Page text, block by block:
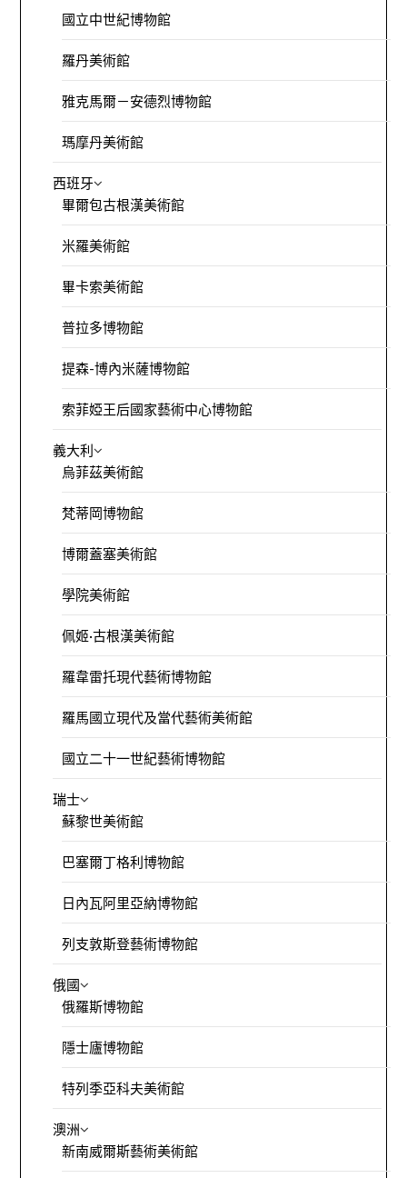
國立中世紀博物館
羅丹美術館
雅克馬爾－安德烈博物館
瑪摩丹美術館
西班牙
畢爾包古根漢美術館
米羅美術館
畢卡索美術館
普拉多博物館
提森-博內米薩博物館
索菲婭王后國家藝術中心博物館
義大利
烏菲茲美術館
梵蒂岡博物館
博爾蓋塞美術館
學院美術館
佩姬·古根漢美術館
羅韋雷托現代藝術博物館
羅馬國立現代及當代藝術美術館
國立二十一世紀藝術博物館
瑞士
蘇黎世美術館
巴塞爾丁格利博物館
日內瓦阿里亞納博物館
列支敦斯登藝術博物館
俄國
俄羅斯博物館
隱士廬博物館
特列季亞科夫美術館
澳洲
新南威爾斯藝術美術館